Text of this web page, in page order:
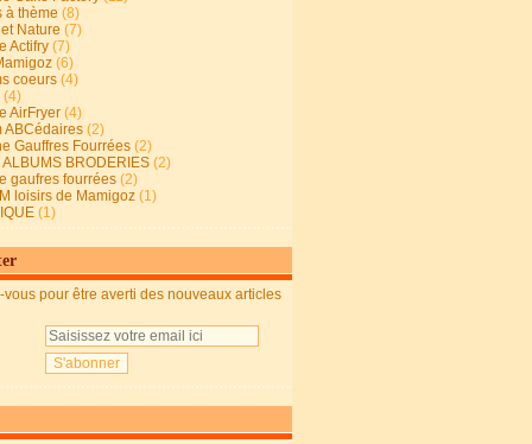
à thème (8)
Nature (7)
Actifry (7)
(6)
coeurs (4)
(4)
AirFryer (4)
ABCédaires (2)
Gauffres Fourrées (2)
ALBUMS BRODERIES (2)
gaufres fourrées (2)
loisirs de Mamigoz (1)
(1)
vous pour être averti des nouveaux articles